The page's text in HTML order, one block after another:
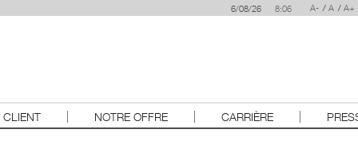
6/08/26 A- A A+
CLIENT NOTRE OFFRE CARRIÈRE